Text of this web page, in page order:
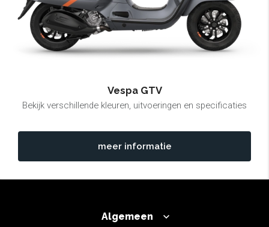
Vespa GTV
Bekijk verschillende kleuren, uitvoeringen en specificaties
meer informatie
Algemeen